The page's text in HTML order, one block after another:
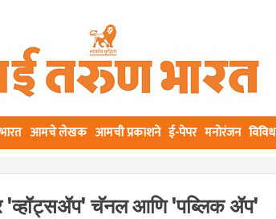
आमचे लेखक आमची प्रकाशने ई-पेपर मनोरंजन विविध
'व्हॉट्सॲप' चॅनल आणि 'पब्लिक ॲप'